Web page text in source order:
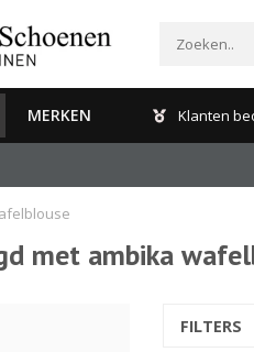
MERKEN
Nederland Klanten
met ambika
FILTERS